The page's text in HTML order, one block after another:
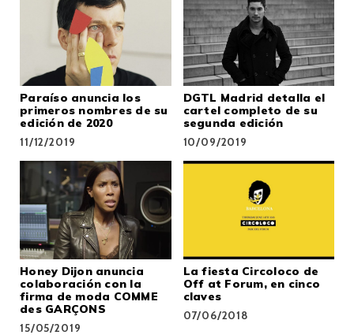
Paraíso anuncia los
primeros nombres de su
edición de 2020
11/12/2019
DGTL Madrid detalla el
cartel completo de su
segunda edición
10/09/2019
Honey Dijon anuncia
colaboración con la
firma de moda COMME
des GARÇONS
15/05/2019
La fiesta Circoloco de
Off at Forum, en cinco
claves
07/06/2018